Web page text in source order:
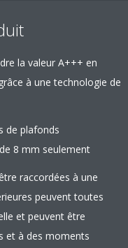
la valeur A+++ en
à une technologie de
de plafonds
8 mm seulement
raccordées à une
peuvent toutes
et peuvent être
et à des moments